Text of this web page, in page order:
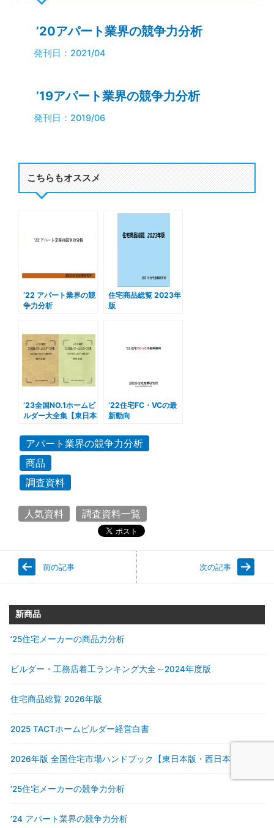
’20アパート業界の競争力分析
発刊日：2021/04
’19アパート業界の競争力分析
発刊日：2019/06
こちらもオススメ
’22 アパート業界の競
争力分析
住宅商品総覧 2023年
版
’23全国NO.1ホームビ
ルダー大全集【東日本
’22住宅FC・VCの最
新動向
アパート業界の競争力分析
商品
調査資料
人気資料 調査資料一覧
前の記事 次の記事
新商品
’25住宅メーカーの商品力分析
ビルダー・工務店着工ランキング大全～2024年度版
住宅商品総覧 2026年版
2025 TACTホームビルダー経営白書
2026年版 全国住宅市場ハンドブック【東日本版・西日本版】
’25住宅メーカーの競争力分析
’24 アパート業界の競争力分析